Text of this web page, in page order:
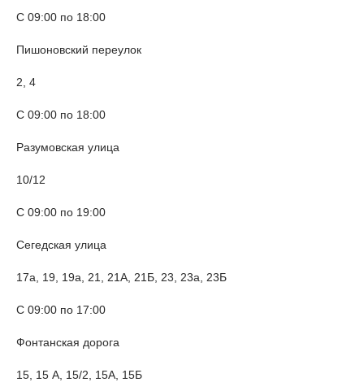
С 09:00 по 18:00
Пишоновский переулок
2, 4
С 09:00 по 18:00
Разумовская улица
10/12
С 09:00 по 19:00
Сегедская улица
17а, 19, 19а, 21, 21А, 21Б, 23, 23а, 23Б
С 09:00 по 17:00
Фонтанская дорога
15, 15 А, 15/2, 15А, 15Б